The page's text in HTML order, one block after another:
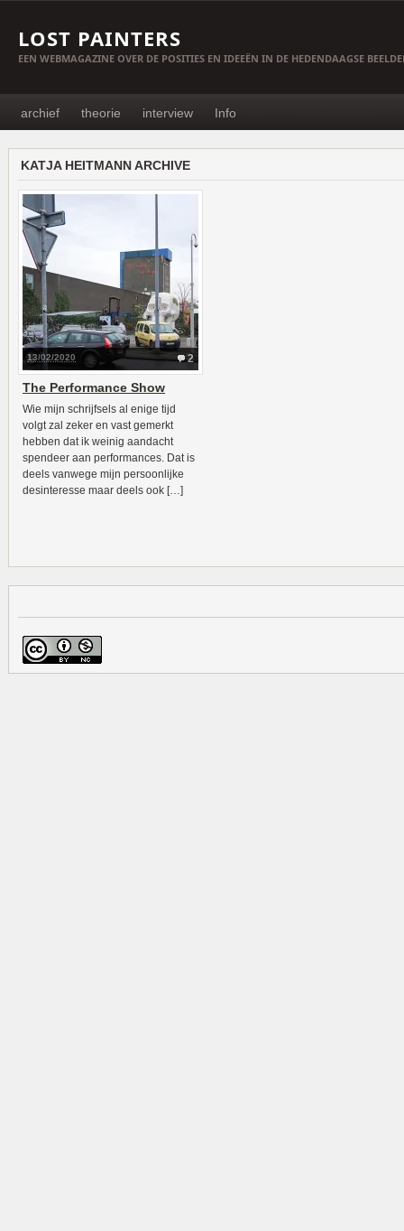
LOST PAINTERS
EEN WEBMAGAZINE OVER DE POSITIES EN IDEEËN IN DE HEDENDAAGSE
archief theorie interview Info
KATJA HEITMANN ARCHIVE
2
13/02/2020
The Performance Show
Wie mijn schrijfsels al enige tijd
volgt zal zeker en vast gemerkt
hebben dat ik weinig aandacht
spendeer aan performances. Dat is
deels vanwege mijn persoonlijke
desinteresse maar deels ook […]